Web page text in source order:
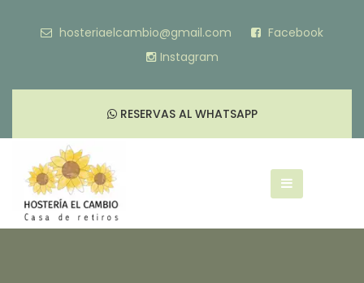
hosteriaelcambio@gmail.com
Facebook
Instagram
RESERVAS AL WHATSAPP